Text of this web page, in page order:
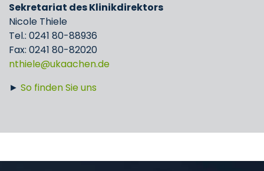
Sekretariat des Klinikdirektors
Nicole Thiele
Tel.: 0241 80-88936
Fax: 0241 80-82020
nthiele
ukaachende
► So finden Sie uns